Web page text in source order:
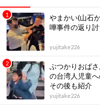
やまかい(山石
嘩事件の返り
yujitake226
ぶつかりおば
の台湾人児童
その後も紹介
yujitake226